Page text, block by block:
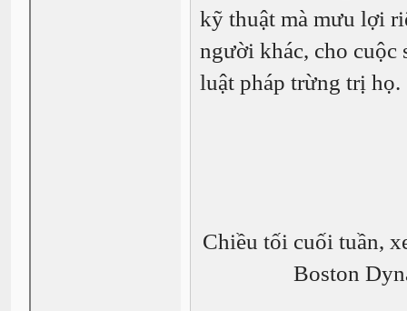
kỹ thuật mà mưu lợi
người khác, cho cuộc
luật pháp trừng trị họ.
Chiều tối cuối tuần,
Boston